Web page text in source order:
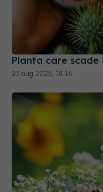
Planta care
23 aug 2025, 18:16